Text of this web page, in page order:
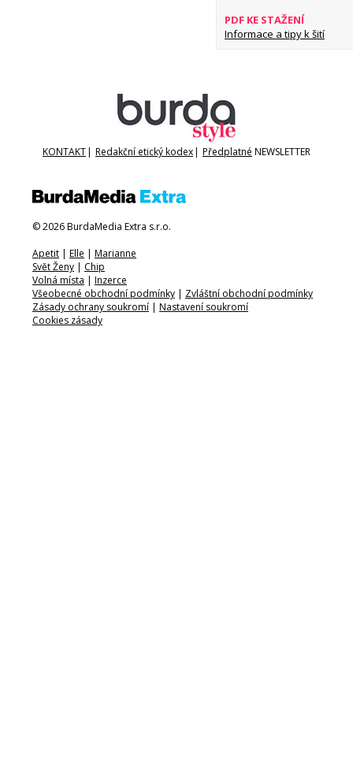
PDF KE STAŽENÍ
Informace a tipy k šití
KONTAKT| Redakční etický kodex| Předplatné NEWSLETTER
© 2026 BurdaMedia Extra s.r.o.
Apetit | Elle | Marianne
Svět Ženy | Chip
Volná místa | Inzerce
Všeobecné obchodní podmínky | Zvláštní obchodní podmínky
Zásady ochrany soukromí | Nastavení soukromí
Cookies zásady